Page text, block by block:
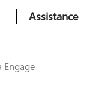
Assistance
Engage